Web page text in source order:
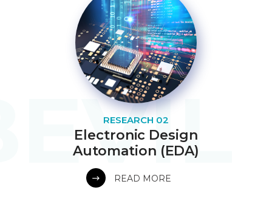
RESEARCH 02
Electronic Design
Automation (EDA)
READ MORE